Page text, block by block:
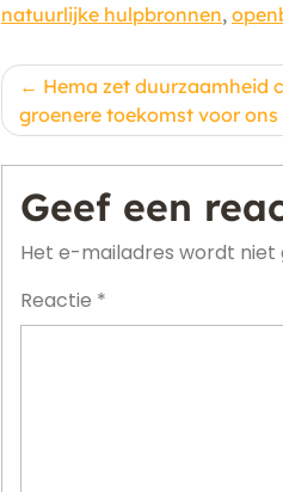
natuurlijke hulpbronnen,
Hema zet duurzaamheid
groenere toekomst voor
Geef een
Het e-mailadres wordt niet
Reactie *